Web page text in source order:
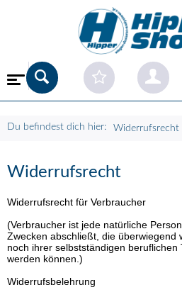
Du befindest dich hier: Widerrufsrecht
Widerrufsrecht
Widerrufsrecht für Verbraucher
(Verbraucher ist jede natürliche
Zwecken abschließt, die überwiegend
noch ihrer selbstständigen
werden können.)
Widerrufsbelehrung